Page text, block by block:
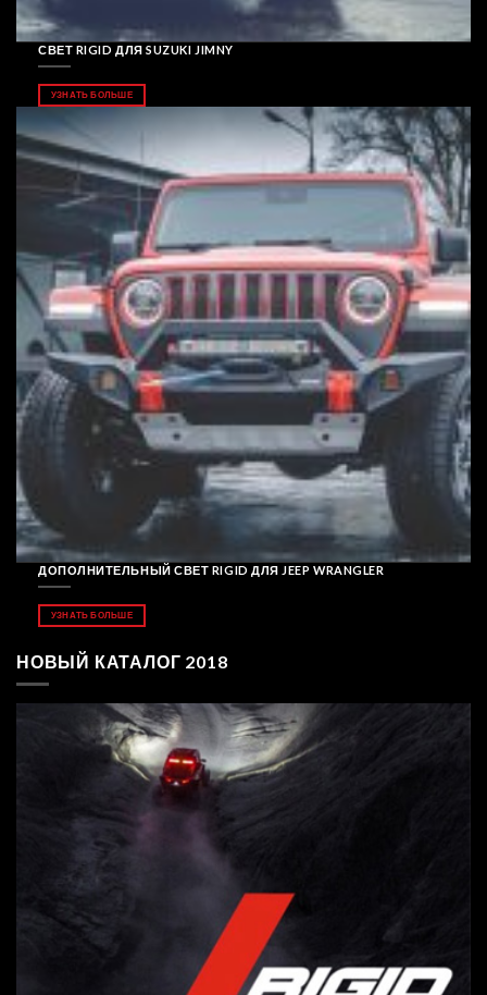
СВЕТ RIGID ДЛЯ SUZUKI JIMNY
УЗНАТЬ БОЛЬШЕ
ДОПОЛНИТЕЛЬНЫЙ СВЕТ RIGID ДЛЯ JEEP WRANGLER
УЗНАТЬ БОЛЬШЕ
НОВЫЙ КАТАЛОГ 2018